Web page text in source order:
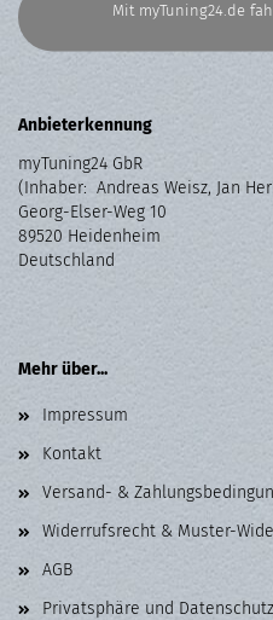
Mit myTuning24.de
Anbieterkennung
myTuning24 GbR
(Inhaber: Andreas Weisz, Jan
Georg-Elser-Weg 10
89520 Heidenheim
Deutschland
Mehr über...
Impressum
Kontakt
Versand- &
Widerrufsrecht & Muster-
AGB
Privatsphäre und Datenschutz